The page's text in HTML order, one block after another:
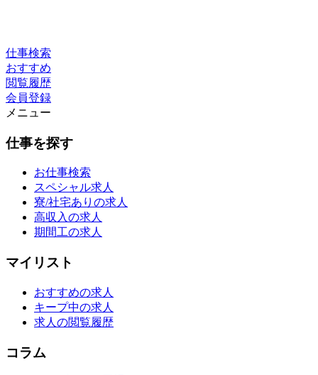
仕事検索
おすすめ
閲覧履歴
会員登録
メニュー
仕事を探す
お仕事検索
スペシャル求人
寮/社宅ありの求人
高収入の求人
期間工の求人
マイリスト
おすすめの求人
キープ中の求人
求人の閲覧履歴
コラム